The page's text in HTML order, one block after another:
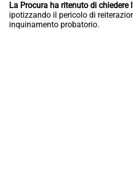
La Procura ha ritenuto di chiedere
ipotizzando il pericolo di
inquinamento probatorio.